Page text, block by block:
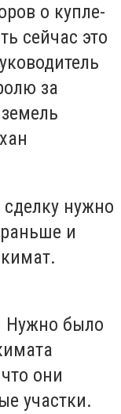
о купле-
сейчас это
за
нужно
и
Нужно было
они
участки.